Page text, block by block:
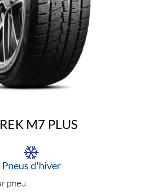
M7 PLUS
Pneus d'hiver
pneu